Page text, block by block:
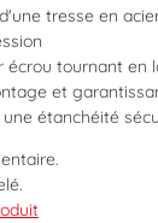
tresse en
écrou tournant en
et
étanchéité
bars.